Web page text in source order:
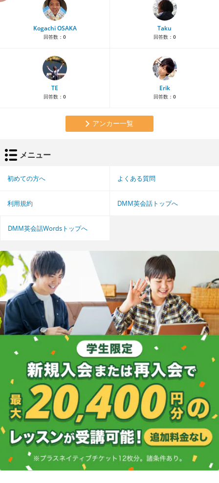
Kogachi OSAKA
回答数： 0
Taku
回答数： 0
TE
回答数： 0
Erik
回答数： 0
アンカー一覧
メニュー
初めての方へ よくある質問
利用規約 DMM英会話トップへ
DMM英会話Wordsトップへ